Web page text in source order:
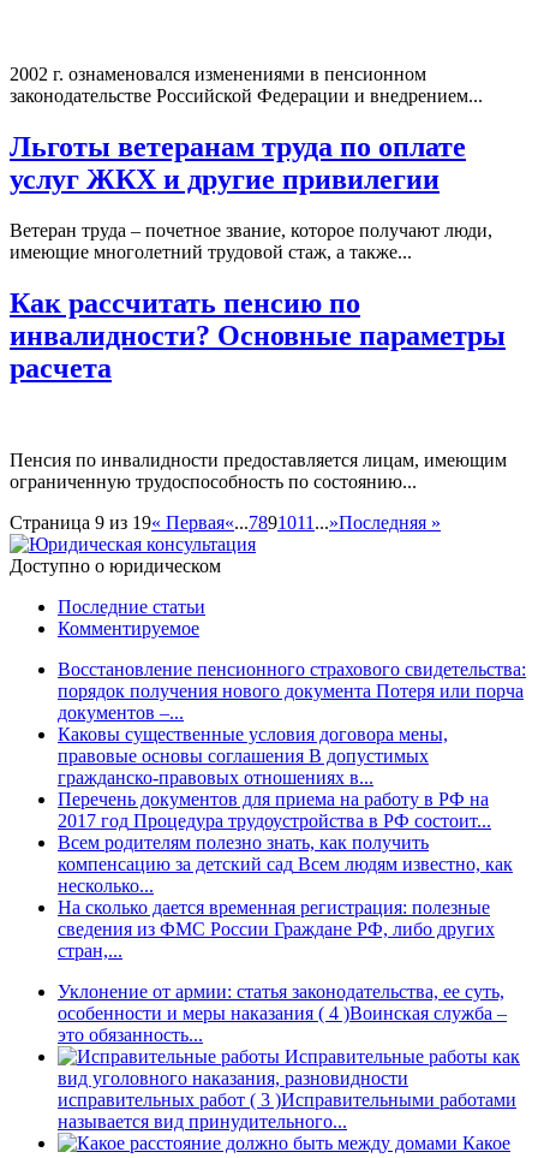
2002 г. ознаменовался изменениями в пенсионном
законодательстве Российской Федерации и внедрением...
Льготы ветеранам труда по оплате
услуг ЖКХ и другие привилегии
Ветеран труда – почетное звание, которое получают люди,
имеющие многолетний трудовой стаж, а также...
Как рассчитать пенсию по
инвалидности? Основные параметры
расчета
Пенсия по инвалидности предоставляется лицам, имеющим
ограниченную трудоспособность по состоянию...
Страница 9 из 19« Первая«...7891011 ...»Последняя »
Доступно о юридическом
Последние статьи
Комментируемое
Восстановление пенсионного страхового свидетельства:
порядок получения нового документа Потеря или порча
документов –...
Каковы существенные условия договора мены,
правовые основы соглашения В допустимых
гражданско-правовых отношениях в...
Перечень документов для приема на работу в РФ на
2017 год Процедура трудоустройства в РФ состоит...
Всем родителям полезно знать, как получить
компенсацию за детский сад Всем людям известно, как
несколько...
На сколько дается временная регистрация: полезные
сведения из ФМС России Граждане РФ, либо других
стран,...
Уклонение от армии: статья законодательства, ее суть,
особенности и меры наказания ( 4 )Воинская служба –
это обязанность...
Исправительные работы как
вид уголовного наказания, разновидности
исправительных работ ( 3 )Исправительными работами
называется вид принудительного...
Какое